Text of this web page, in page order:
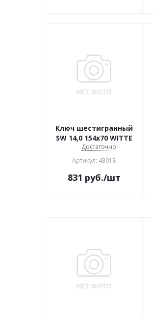
Ключ шестигранный
SW 14,0 154х70 WITTE
Достаточно
Артикул: 43018
831 руб./шт